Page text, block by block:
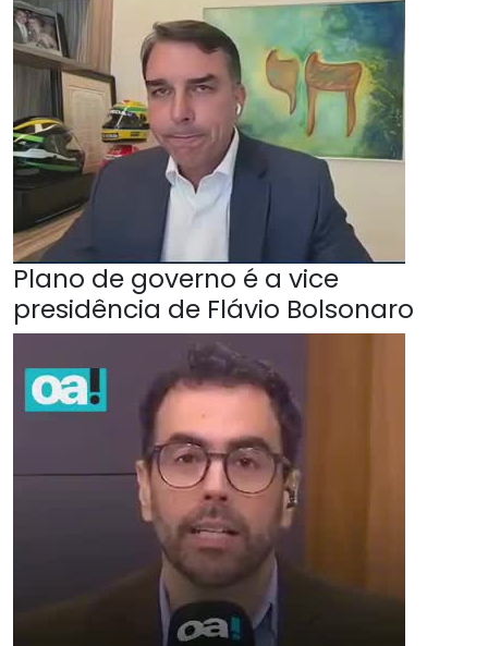
Plano de governo é a vice
presidência de Flávio Bolsonaro